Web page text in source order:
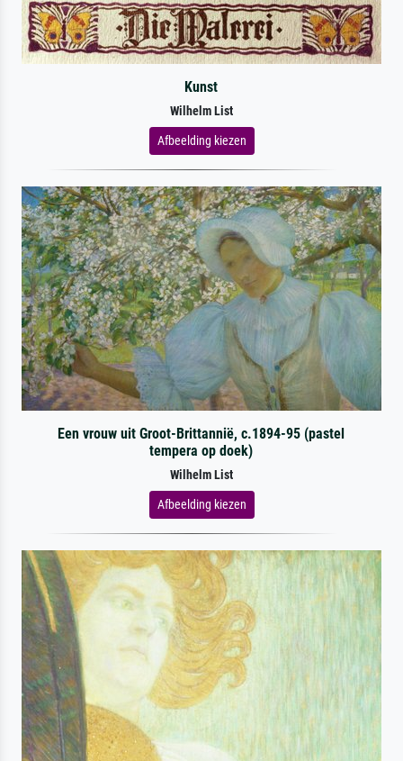
Kunst
Wilhelm List
Afbeelding kiezen
Een vrouw uit Groot-Brittannië, c.1894-95 (pastel
tempera op doek)
Wilhelm List
Afbeelding kiezen